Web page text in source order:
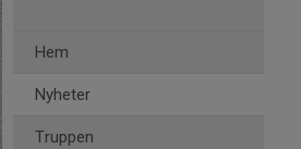
Hem
Nyheter
Truppen